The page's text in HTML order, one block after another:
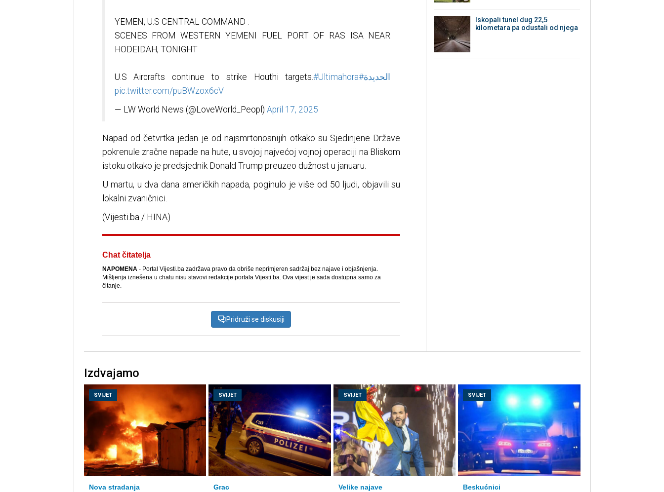
YEMEN, U.S CENTRAL COMMAND :
SCENES FROM WESTERN YEMENI FUEL PORT OF RAS ISA NEAR
HODEIDAH, TONIGHT
U.S Aircrafts continue to strike Houthi targets.#Ultimahora #الحديدة
pic.twitter.com/puBWzox6cV
— LW World News (@LoveWorld_Peopl) April 17, 2025
Napad od četvrtka jedan je od najsmrtonosnijih otkako su Sjedinjene Države
pokrenule zračne napade na hute, u svojoj najvećoj vojnoj operaciji na Bliskom
istoku otkako je predsjednik Donald Trump preuzeo dužnost u januaru.
U martu, u dva dana američkih napada, poginulo je više od 50 ljudi, objavili su
lokalni zvaničnici.
(Vijesti.ba / HINA)
Chat čitatelja
NAPOMENA- Portal Vijesti.ba zadržava pravo da obriše neprimjeren sadržaj bez najave i objašnjenja.
Mišljenja iznešena u chatu nisu stavovi redakcije portala Vijesti.ba. Ova vijest je sada dostupna samo za
čitanje.
Pridruži se diskusiji
Iskopali tunel dug 22,5
kilometara pa odustali od njega
Izdvajamo
SVIJET
Nova stradanja
SVIJET
Grac
SVIJET
Velike najave
SVIJET
Beskućnici